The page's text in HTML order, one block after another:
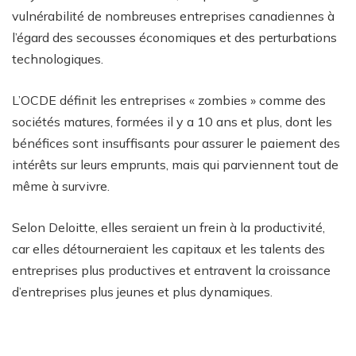
vulnérabilité de nombreuses entreprises canadiennes à
l’égard des secousses économiques et des perturbations
technologiques.
L’OCDE définit les entreprises « zombies » comme des
sociétés matures, formées il y a 10 ans et plus, dont les
bénéfices sont insuffisants pour assurer le paiement des
intérêts sur leurs emprunts, mais qui parviennent tout de
même à survivre.
Selon Deloitte, elles seraient un frein à la productivité,
car elles détourneraient les capitaux et les talents des
entreprises plus productives et entravent la croissance
d’entreprises plus jeunes et plus dynamiques.